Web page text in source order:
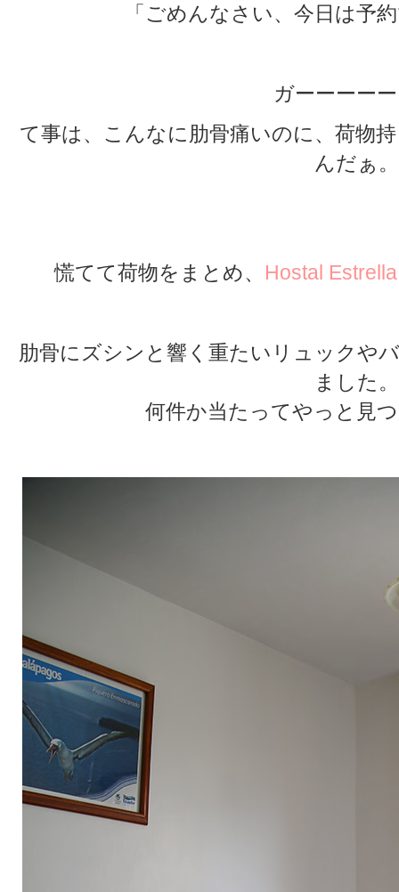
「ごめんなさい、今日は予
ガーーーー
て事は、こんなに肋骨痛いのに、荷物
んだぁ。
慌てて荷物をまとめ、 Hostal
肋骨にズシンと響く重たいリュックや
ました。
何件か当たってやっと見